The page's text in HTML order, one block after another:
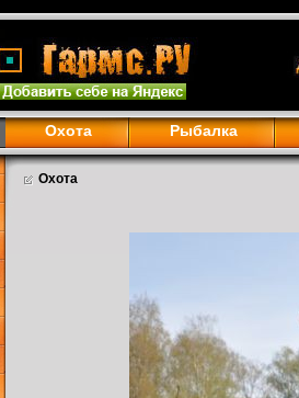
Охота Рыбалка
Охота